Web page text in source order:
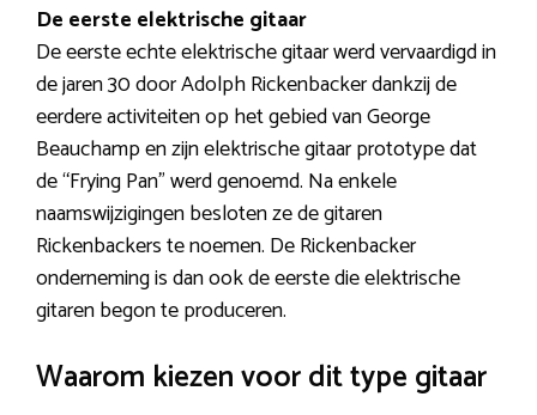
De eerste elektrische gitaar
De eerste echte elektrische gitaar werd vervaardigd in
de jaren 30 door Adolph Rickenbacker dankzij de
eerdere activiteiten op het gebied van George
Beauchamp en zijn elektrische gitaar prototype dat
de “Frying Pan” werd genoemd. Na enkele
naamswijzigingen besloten ze de gitaren
Rickenbackers te noemen. De Rickenbacker
onderneming is dan ook de eerste die elektrische
gitaren begon te produceren.
Waarom kiezen voor dit type gitaar